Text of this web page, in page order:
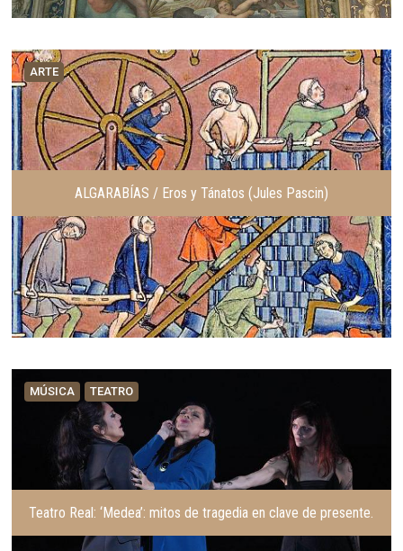
ARTE
ALGARABÍAS / Eros y Tánatos (Jules Pascin)
MÚSICA TEATRO
Teatro Real: ‘Medea’: mitos de tragedia en clave de presente.